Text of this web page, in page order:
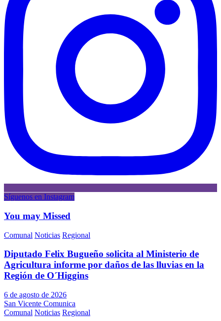
Síguenos en Instagram
You may Missed
Comunal Noticias Regional
Diputado Felix Bugueño solicita al Ministerio de
Agricultura informe por daños de las lluvias en la
Región de O´Higgins
6 de agosto de 2026
San Vicente Comunica
Comunal Noticias Regional